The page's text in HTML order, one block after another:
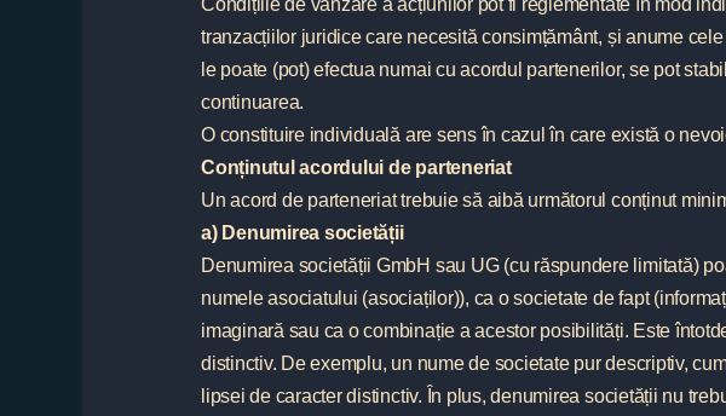
tranzacțiilor juridice care necesită consimțământ, și anume
le poate (pot) efectua numai cu acordul partenerilor, se pot
continuarea.
O constituire individuală are sens în cazul în care există o
Conținutul acordului de parteneriat
Un acord de parteneriat trebuie să aibă următorul conținut
a) Denumirea societății
Denumirea societății GmbH sau UG (cu răspundere limitată)
numele asociatului (asociaților)), ca o societate de fapt
imaginară sau ca o combinație a acestor posibilități. Este
distinctiv. De exemplu, un nume de societate pur descriptiv,
lipsei de caracter distinctiv. În plus, denumirea societății nu